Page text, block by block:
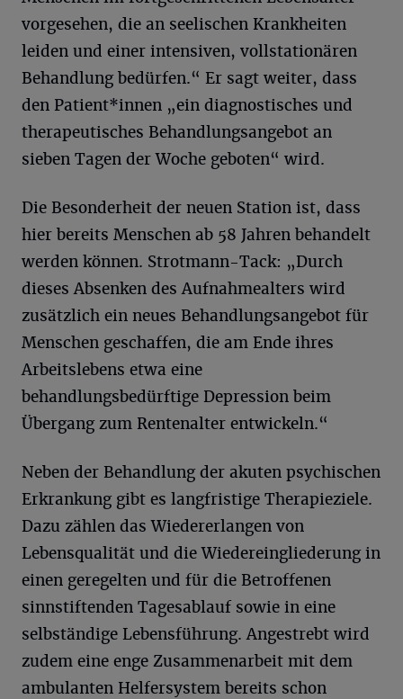
vorgesehen, die an seelischen Krankheiten
leiden und einer intensiven, vollstationären
Behandlung bedürfen.“ Er sagt weiter, dass
den Patient*innen „ein diagnostisches und
therapeutisches Behandlungsangebot an
sieben Tagen der Woche geboten“ wird.
Die Besonderheit der neuen Station ist, dass
hier bereits Menschen ab 58 Jahren behandelt
werden können. Strotmann-Tack: „Durch
dieses Absenken des Aufnahmealters wird
zusätzlich ein neues Behandlungsangebot für
Menschen geschaffen, die am Ende ihres
Arbeitslebens etwa eine
behandlungsbedürftige Depression beim
Übergang zum Rentenalter entwickeln.“
Neben der Behandlung der akuten psychischen
Erkrankung gibt es langfristige Therapieziele.
Dazu zählen das Wiedererlangen von
Lebensqualität und die Wiedereingliederung in
einen geregelten und für die Betroffenen
sinnstiftenden Tagesablauf sowie in eine
selbständige Lebensführung. Angestrebt wird
zudem eine enge Zusammenarbeit mit dem
ambulanten Helfersystem bereits schon